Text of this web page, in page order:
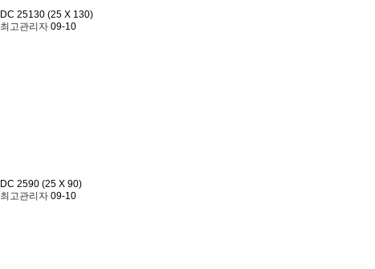
DC 25130 (25 X 130)
최고관리자 09-10
DC 2590 (25 X 90)
최고관리자 09-10